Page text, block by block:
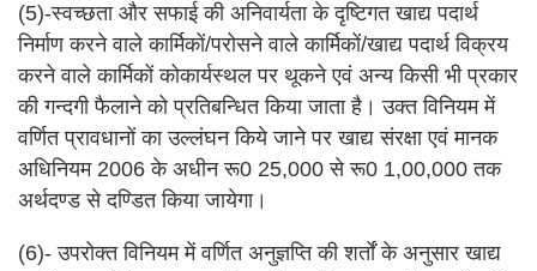
(5)-स्वच्छता और सफाई की अनिवार्यता के दृष्टिगत खाद्य पदार्थ
निर्माण करने वाले कार्मिकों/परोसने वाले कार्मिकों/खाद्य पदार्थ विक्रय
करने वाले कार्मिकों कोकार्यस्थल पर थूकने एवं अन्य किसी भी प्रकार
की गन्दगी फैलाने को प्रतिबन्धित किया जाता है। उक्त विनियम में
वर्णित प्रावधानों का उल्लंघन किये जाने पर खाद्य संरक्षा एवं मानक
अधिनियम 2006 के अधीन रू0 25,000 से रू0 1,00,000 तक
अर्थदण्ड से दण्डित किया जायेगा।
(6)- उपरोक्त विनियम में वर्णित अनुज्ञप्ति की शर्तों के अनुसार खाद्य